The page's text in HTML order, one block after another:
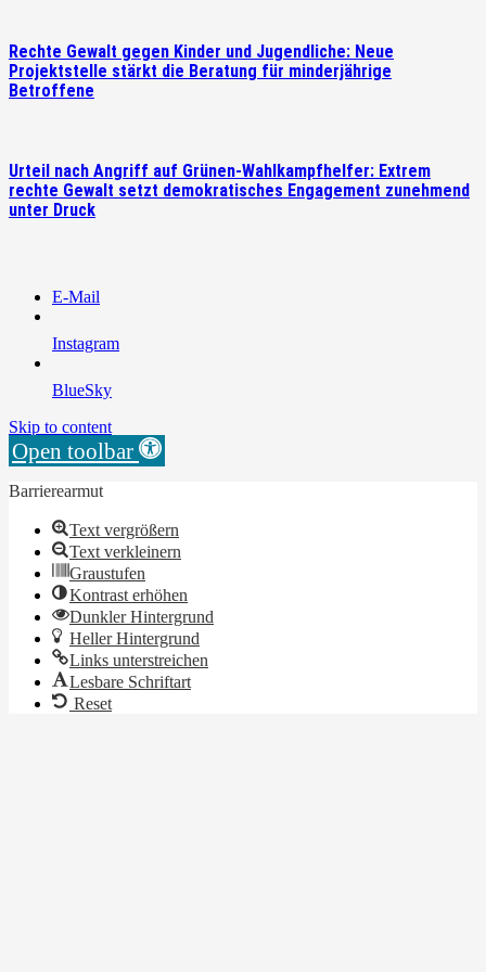
Rechte Gewalt gegen Kinder und Jugendliche: Neue
Projektstelle stärkt die Beratung für minderjährige
Betroffene
Urteil nach Angriff auf Grünen-Wahlkampfhelfer: Extrem
rechte Gewalt setzt demokratisches Engagement zunehmend
unter Druck
E-Mail
Instagram
BlueSky
Skip to content
Open toolbar
Barrierearmut
Text vergrößern
Text verkleinern
Graustufen
Kontrast erhöhen
Dunkler Hintergrund
Heller Hintergrund
Links unterstreichen
Lesbare Schriftart
Reset